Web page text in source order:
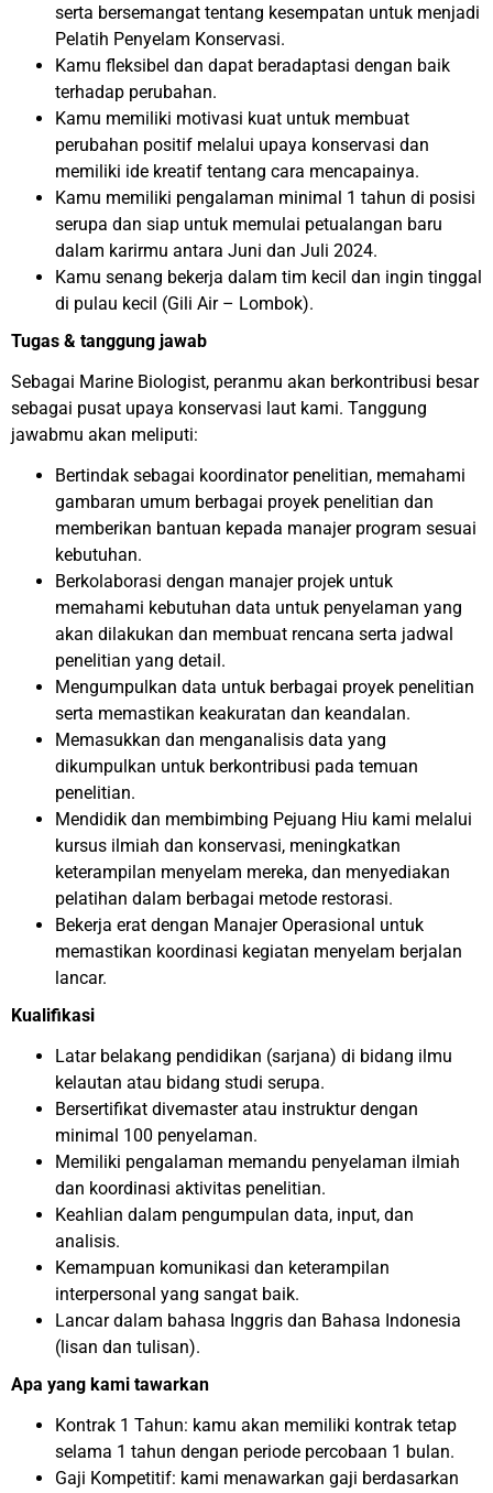
serta bersemangat tentang kesempatan untuk menjadi
Pelatih Penyelam Konservasi.
Kamu fleksibel dan dapat beradaptasi dengan baik
terhadap perubahan.
Kamu memiliki motivasi kuat untuk membuat
perubahan positif melalui upaya konservasi dan
memiliki ide kreatif tentang cara mencapainya.
Kamu memiliki pengalaman minimal 1 tahun di posisi
serupa dan siap untuk memulai petualangan baru
dalam karirmu antara Juni dan Juli 2024.
Kamu senang bekerja dalam tim kecil dan ingin tinggal
di pulau kecil (Gili Air – Lombok).
Tugas & tanggung jawab
Sebagai Marine Biologist, peranmu akan berkontribusi besar
sebagai pusat upaya konservasi laut kami. Tanggung
jawabmu akan meliputi:
Bertindak sebagai koordinator penelitian, memahami
gambaran umum berbagai proyek penelitian dan
memberikan bantuan kepada manajer program sesuai
kebutuhan.
Berkolaborasi dengan manajer projek untuk
memahami kebutuhan data untuk penyelaman yang
akan dilakukan dan membuat rencana serta jadwal
penelitian yang detail.
Mengumpulkan data untuk berbagai proyek penelitian
serta memastikan keakuratan dan keandalan.
Memasukkan dan menganalisis data yang
dikumpulkan untuk berkontribusi pada temuan
penelitian.
Mendidik dan membimbing Pejuang Hiu kami melalui
kursus ilmiah dan konservasi, meningkatkan
keterampilan menyelam mereka, dan menyediakan
pelatihan dalam berbagai metode restorasi.
Bekerja erat dengan Manajer Operasional untuk
memastikan koordinasi kegiatan menyelam berjalan
lancar.
Kualifikasi
Latar belakang pendidikan (sarjana) di bidang ilmu
kelautan atau bidang studi serupa.
Bersertifikat divemaster atau instruktur dengan
minimal 100 penyelaman.
Memiliki pengalaman memandu penyelaman ilmiah
dan koordinasi aktivitas penelitian.
Keahlian dalam pengumpulan data, input, dan
analisis.
Kemampuan komunikasi dan keterampilan
interpersonal yang sangat baik.
Lancar dalam bahasa Inggris dan Bahasa Indonesia
(lisan dan tulisan).
Apa yang kami tawarkan
Kontrak 1 Tahun: kamu akan memiliki kontrak tetap
selama 1 tahun dengan periode percobaan 1 bulan.
Gaji Kompetitif: kami menawarkan gaji berdasarkan